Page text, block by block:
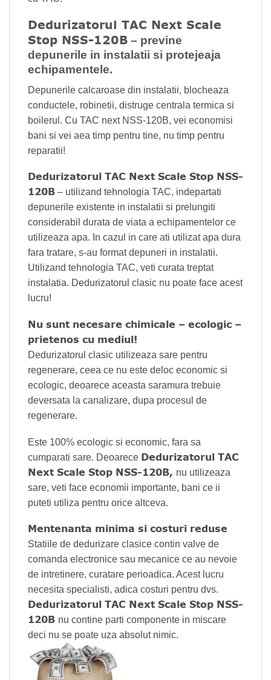
Dedurizatorul TAC Next Scale
Stop NSS-120B – previne
depunerile in instalatii si protejeaja
echipamentele.
Depunerile calcaroase din instalatii, blocheaza
conductele, robinetii, distruge centrala termica si
boilerul. Cu TAC next NSS-120B, vei economisi
bani si vei aea timp pentru tine, nu timp pentru
reparatii!
Dedurizatorul TAC Next Scale Stop NSS-
120B – utilizand tehnologia TAC, indepartati
depunerile existente in instalatii si prelungiti
considerabil durata de viata a echipamentelor ce
utilizeaza apa. In cazul in care ati utilizat apa dura
fara tratare, s-au format depuneri in instalatii.
Utilizand tehnologia TAC, veti curata treptat
instalatia. Dedurizatorul clasic nu poate face acest
lucru!
Nu sunt necesare chimicale – ecologic –
prietenos cu mediul!
Dedurizatorul clasic utilizeaza sare pentru
regenerare, ceea ce nu este deloc economic si
ecologic, deoarece aceasta saramura trebuie
deversata la canalizare, dupa procesul de
regenerare.
Este 100% ecologic si economic, fara sa
cumparati sare. Deoarece Dedurizatorul TAC
Next Scale Stop NSS-120B, nu utilizeaza
sare, veti face economii importante, bani ce ii
puteti utiliza pentru orice altceva.
Mentenanta minima si costuri reduse
Statiile de dedurizare clasice contin valve de
comanda electronice sau mecanice ce au nevoie
de intretinere, curatare perioadica. Acest lucru
necesita specialisti, adica costuri pentru dvs.
Dedurizatorul TAC Next Scale Stop NSS-
120B nu contine parti componente in miscare
deci nu se poate uza absolut nimic.